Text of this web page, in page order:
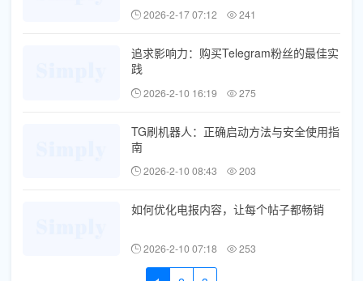
2026-2-17 07:12 241
追求影响力：购买Telegram粉丝的最佳实
践
2026-2-10 16:19 275
TG刷机器人：正确启动方法与安全使用指
南
2026-2-10 08:43 203
如何优化电报内容，让每个帖子都畅销
2026-2-10 07:18 253